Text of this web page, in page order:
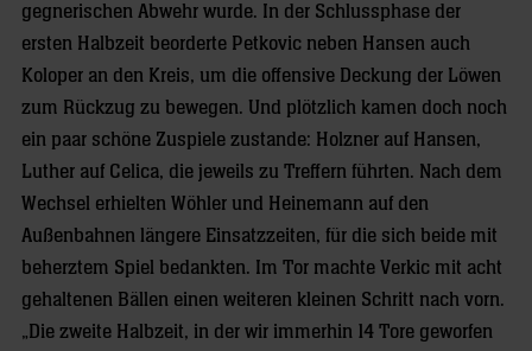
gegnerischen Abwehr wurde. In der Schlussphase der
ersten Halbzeit beorderte Petkovic neben Hansen auch
Koloper an den Kreis, um die offensive Deckung der Löwen
zum Rückzug zu bewegen. Und plötzlich kamen doch noch
ein paar schöne Zuspiele zustande: Holzner auf Hansen,
Luther auf Celica, die jeweils zu Treffern führten. Nach dem
Wechsel erhielten Wöhler und Heinemann auf den
Außenbahnen längere Einsatzzeiten, für die sich beide mit
beherztem Spiel bedankten. Im Tor machte Verkic mit acht
gehaltenen Bällen einen weiteren kleinen Schritt nach vorn.
„Die zweite Halbzeit, in der wir immerhin 14 Tore geworfen